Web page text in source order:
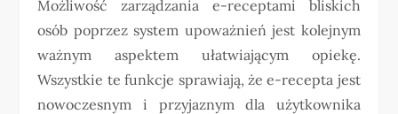
Możliwość zarządzania e-receptami bliskich
osób poprzez system upoważnień jest kolejnym
ważnym aspektem ułatwiającym opiekę.
Wszystkie te funkcje sprawiają, że e-recepta jest
nowoczesnym i przyjaznym dla użytkownika